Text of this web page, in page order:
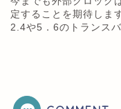
定することを期待しま
2.4や5．6のトランス